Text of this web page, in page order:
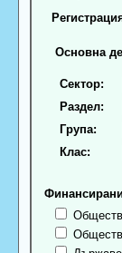
Основна
Сектор:
Раздел:
Група:
Клас: